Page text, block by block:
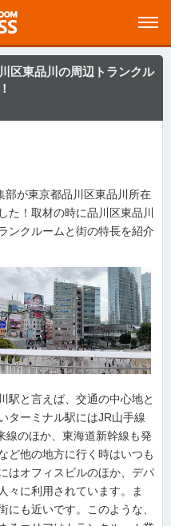
区東品川の周辺トランクル
部が東京都品川区東品川所在
た！取材の時に品川区東品川
ンクルームと街の特長を紹介
駅と言えば、交通の中心地と
ターミナル駅にはJR山手線
線のほか、東海道新幹線も発
ど他の地方に行く時はいつも
はオフィスビルのほか、デパ
々に利用されています。ま
にも近いです。このような、